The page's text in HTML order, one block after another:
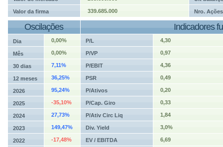
Valor da firma 339.685.000 Nro. Ações
Oscilações Indicadores
Dia 0,00% P/L 4,30
Mês 0,00% P/VP 0,97
30 dias 7,11% P/EBIT 4,36
12 meses 36,25% PSR 0,49
2026 95,24% P/Ativos 0,20
2025 -35,10% P/Cap. Giro 0,33
2024 27,73% P/Ativ Circ Liq 1,84
2023 149,47% Div. Yield 3,0%
2022 -17,48% EV / EBITDA 6,69